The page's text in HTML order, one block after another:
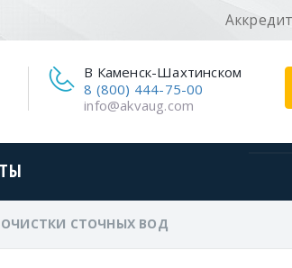
В Каменск-Шахтинском
8 (800) 444-75-00
info@akvaug.com
СТОЧНЫХ ВОД